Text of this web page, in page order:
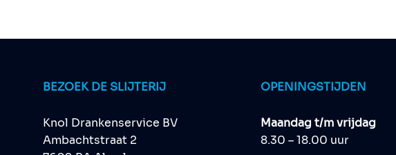
BEZOEK DE SLIJTERIJ
Knol Drankenservice BV
Ambachtstraat 2
OPENINGSTIJDEN
Maandag t/m vrijdag
8.30 – 18.00 uur